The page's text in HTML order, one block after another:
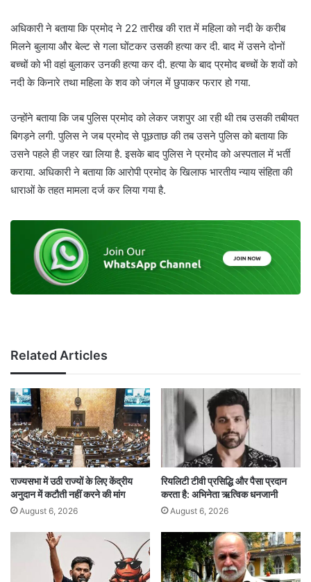
अधिकारी ने बताया कि प्रमोद ने 22 तारीख की रात में महिला को नदी के करीब
मिलने बुलाया और बेल्ट से गला घोंटकर उसकी हत्या कर दी. बाद में उसने दोनों
बच्चों को भी वहां बुलाकर उनकी हत्या कर दी. हत्या के बाद प्रमोद बच्चों के शवों को
नदी के किनारे तथा महिला के शव को जंगल में छुपाकर फरार हो गया.
उन्होंने बताया कि जब पुलिस प्रमोद को लेकर जशपुर आ रही थी तब उसकी तबीयत
बिगड़ने लगी. पुलिस ने जब प्रमोद से पूछताछ की तब उसने पुलिस को बताया कि
उसने पहले ही जहर खा लिया है. इसके बाद पुलिस ने प्रमोद को अस्पताल में भर्ती
कराया. अधिकारी ने बताया कि आरोपी प्रमोद के खिलाफ भारतीय न्याय संहिता की
धाराओं के तहत मामला दर्ज कर लिया गया है.
Related Articles
राज्यसभा में उठी राज्यों के लिए केंद्रीय
अनुदान में कटौती नहीं करने की मांग
August 6, 2026
रियलिटी टीवी प्रसिद्धि और पैसा प्रदान
करता है: अभिनेता ऋत्विक धनजानी
August 6, 2026